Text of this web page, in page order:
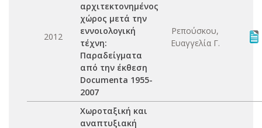
2012
αρχιτεκτονημένος
χώρος μετά την
εννοιολογική
τέχνη:
Παραδείγματα
από την έκθεση
Documenta 1955-
2007
Ρεπούσκου,
Ευαγγελία Γ.
Χωροταξική και
αναπτυξιακή